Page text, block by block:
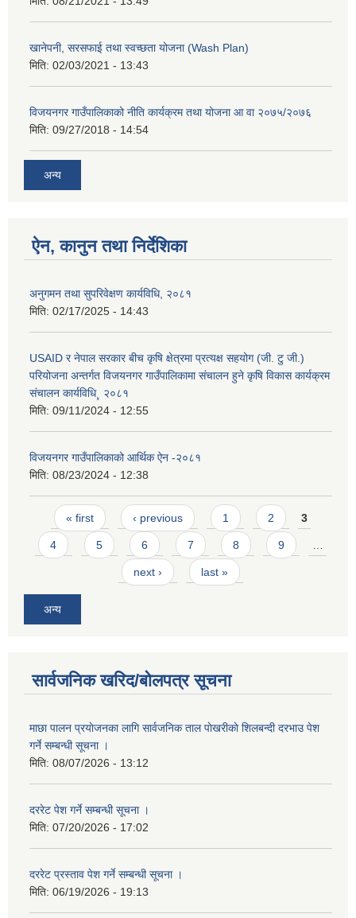
खानेपनी, सरसफाई तथा स्वच्छता योजना (Wash Plan)
मिति: 02/03/2021 - 13:43
विजयनगर गाउँपालिकाको नीति कार्यक्रम तथा योजना आ वा २०७५/२०७६
मिति: 09/27/2018 - 14:54
अन्य
ऐन, कानुन तथा निर्देशिका
अनुगमन तथा सुपरिवेक्षण कार्यविधि, २०८१
मिति: 02/17/2025 - 14:43
USAID र नेपाल सरकार बीच कृषि क्षेत्रमा प्रत्यक्ष सहयोग (जी. टु जी.)
परियोजना अन्तर्गत विजयनगर गाउँपालिकामा संचालन हुने कृषि विकास कार्यक्रम
संचालन कार्यविधि¸ २०८१
मिति: 09/11/2024 - 12:55
विजयनगर गाउँपालिकाको आर्थिक ऐन -२०८१
मिति: 08/23/2024 - 12:38
Pages
« first ‹ previous 1 2 3
4 5 6 7 8 9 …
next › last »
अन्य
सार्वजनिक खरिद/बोलपत्र सूचना
माछा पालन प्रयाेजनका लागि सार्वजनिक ताल पाेखरीकाे शिलबन्दी दरभाउ पेश
गर्ने सम्बन्धी सूचना ।
मिति: 08/07/2026 - 13:12
दररेट पेश गर्ने सम्बन्धी सूचना ।
मिति: 07/20/2026 - 17:02
दररेट प्रस्ताव पेश गर्ने सम्बन्धी सूचना ।
मिति: 06/19/2026 - 19:13